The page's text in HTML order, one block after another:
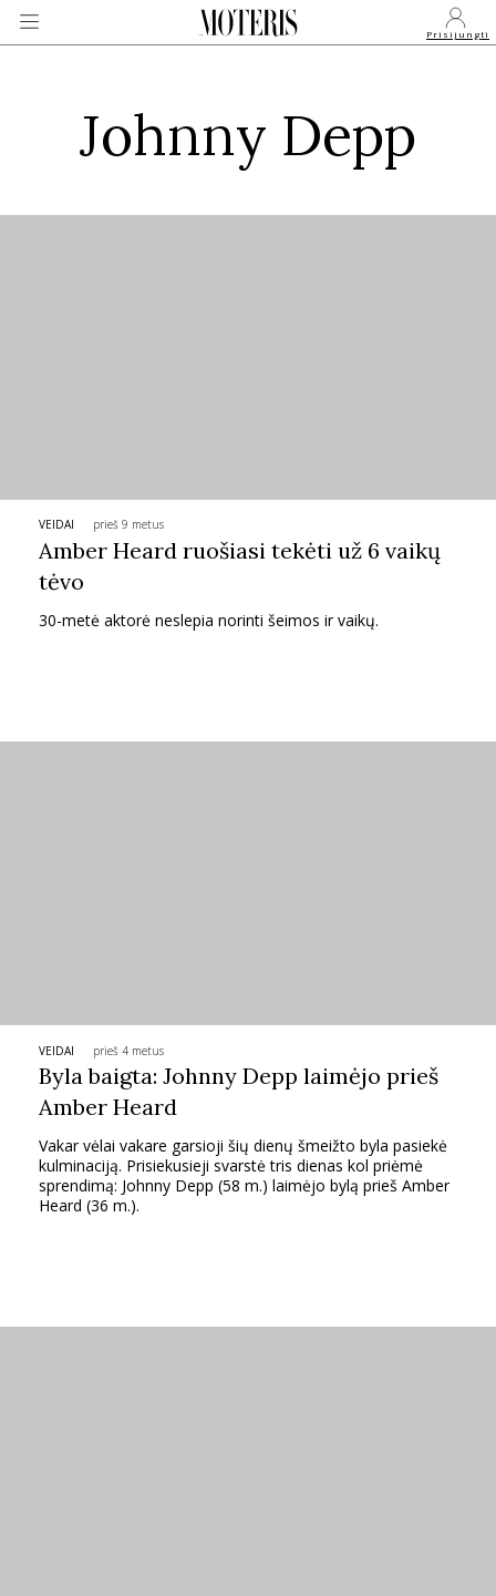
Prisijungti
VEIDAI
PSICHOLOGIJA
HOROSKOPAI
TEATRAS
SPORTAS
FOTOGRAFIJA
MENAS
Johnny Depp
VEIDAI prieš 9 metus
Amber Heard ruošiasi tekėti už 6 vaikų
tėvo
30-metė aktorė neslepia norinti šeimos ir vaikų.
VEIDAI prieš 4 metus
Byla baigta: Johnny Depp laimėjo prieš
Amber Heard
Vakar vėlai vakare garsioji šių dienų šmeižto byla pasiekė
kulminaciją. Prisiekusieji svarstė tris dienas kol priėmė
sprendimą: Johnny Depp (58 m.) laimėjo bylą prieš Amber
Heard (36 m.).